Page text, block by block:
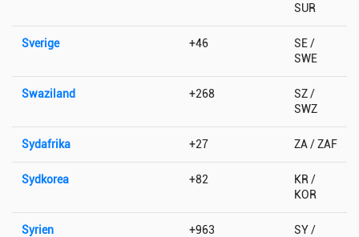
SUR
Sverige +46
SE /
SWE
Swaziland +268
SZ /
SWZ
Sydafrika +27 ZA / ZAF
Sydkorea +82
KR /
KOR
Syrien +963
SY /